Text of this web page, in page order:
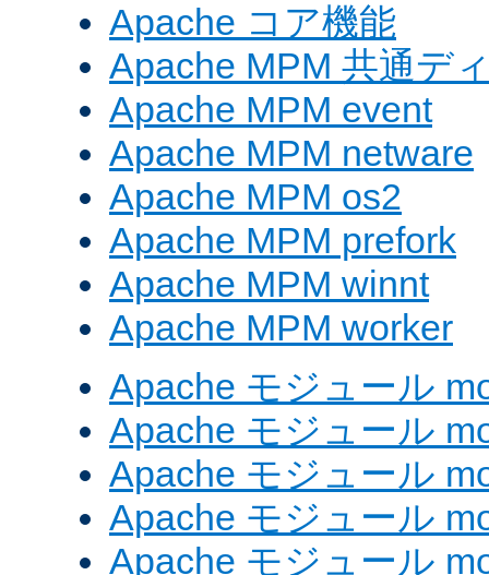
Apache コア機能
Apache MPM 共通デ
Apache MPM event
Apache MPM netware
Apache MPM os2
Apache MPM prefork
Apache MPM winnt
Apache MPM worker
Apache モジュール
Apache モジュール
Apache モジュール
Apache モジュール
Apache モジュール